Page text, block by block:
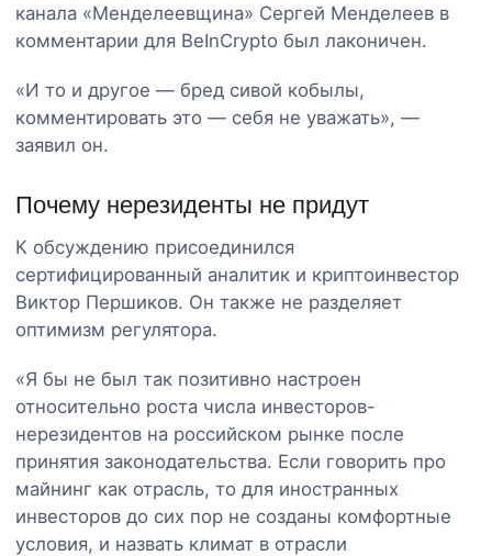
канала «Менделеевщина» Сергей Менделеев в
комментарии для BeInCrypto был лаконичен.
«И то и другое — бред сивой кобылы,
комментировать это — себя не уважать», —
заявил он.
Почему нерезиденты не придут
К обсуждению присоединился
сертифицированный аналитик и криптоинвестор
Виктор Першиков. Он также не разделяет
оптимизм регулятора.
«Я бы не был так позитивно настроен
относительно роста числа инвесторов-
нерезидентов на российском рынке после
принятия законодательства. Если говорить про
майнинг как отрасль, то для иностранных
инвесторов до сих пор не созданы комфортные
условия, и назвать климат в отрасли